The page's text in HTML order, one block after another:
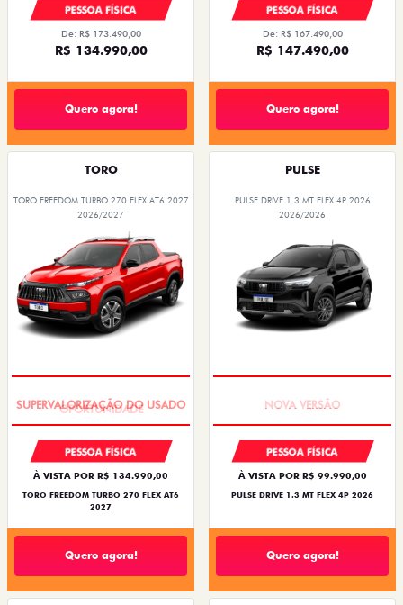
PESSOA FÍSICA
De: R$ 173.490,00
R$ 134.990,00
Quero agora!
PESSOA FÍSICA
De: R$ 167.490,00
R$ 147.490,00
Quero agora!
TORO
TORO FREEDOM TURBO 270 FLEX AT6 2027
2026/2027
PESSOA FÍSICA
À VISTA POR R$ 134.990,00
TORO FREEDOM TURBO 270 FLEX AT6
2027
Quero agora!
PULSE
PULSE DRIVE 1.3 MT FLEX 4P 2026
2026/2026
PESSOA FÍSICA
À VISTA POR R$ 99.990,00
PULSE DRIVE 1.3 MT FLEX 4P 2026
Quero agora!